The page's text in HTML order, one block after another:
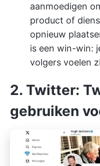
aanmoedigen
product of
opnieuw
is een win-win:
volgers voelen
2. Twitter:
gebruiken